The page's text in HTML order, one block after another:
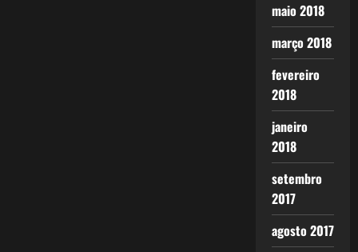
maio 2018
março 2018
fevereiro
2018
janeiro
2018
setembro
2017
agosto 2017